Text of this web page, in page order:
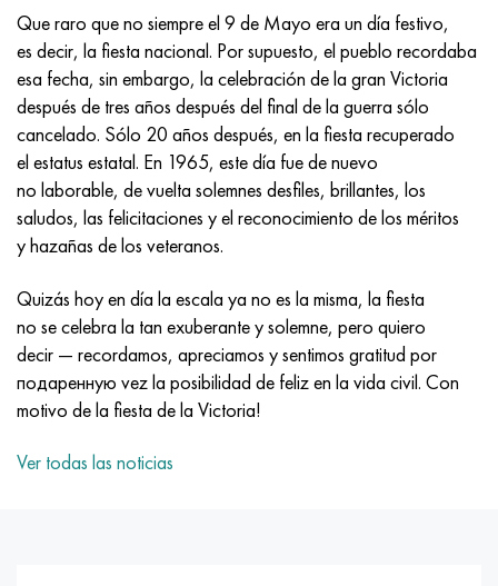
Que raro que no siempre el 9 de Mayo era un día festivo,
es decir, la fiesta nacional. Por supuesto, el pueblo recordaba
esa fecha, sin embargo, la celebración de la gran Victoria
después de tres años después del final de la guerra sólo
cancelado. Sólo 20 años después, en la fiesta recuperado
el estatus estatal. En 1965, este día fue de nuevo
no laborable, de vuelta solemnes desfiles, brillantes, los
saludos, las felicitaciones y el reconocimiento de los méritos
y hazañas de los veteranos.
Quizás hoy en día la escala ya no es la misma, la fiesta
no se celebra la tan exuberante y solemne, pero quiero
decir — recordamos, apreciamos y sentimos gratitud por
подаренную vez la posibilidad de feliz en la vida civil. Con
motivo de la fiesta de la Victoria!
Ver todas las noticias
MP35N
MP159
multimetro n155
Nicrofer 5923 hMo
Nicrofer 6030
Nitronik 40
Nitronik 50
52K12F
56DGNH
68NKhVKTYu
79NM, Lupa 7904
80NM
80NMV-VI
80NHS
KhN70VMTYu
HN73MBTYu
XN70YU
HN75MBTYu
XN75TBYu
XN77TYu
XN77TYUR
TL3
5B
TL5
A LAS 6
TS-6
14 titanio
SP-17
1.4550 - AISI 347
1.4567 - AISI 304Cu
1.4570-aisi303Cu
1.4574 - Aleación PH 15-7 Mo®
1.4580 - AISI 316Cb
1.4597 - AISI 204Cu
Aleación 28 - 1.4563
15X16K5N2MVFAB
15X16H2AM
18X11MNFB
18X12VMBFR
20X12VNMF
20Х3FMI
21NKMT
c92200, CuSn6Zn4Pb2
25KhGM, 20CrMo5, 1.7264
30X, AISI 5130, 30h
30hgs, 30hgs
30hgsa, 30hgsa
30hgsn2a, 30hgsna
30xn2ma, 30CrNiMo8
30хн3а, 31nicr14
11G12, 110G13L, X120Mn12